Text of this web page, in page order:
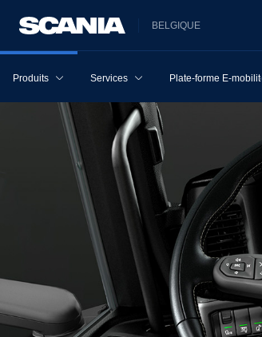
BELGIQUE
Produits Services Plate-forme E-mobilité